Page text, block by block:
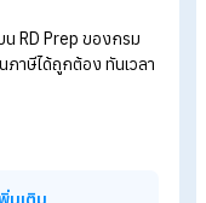
ภ.ง.ด.1ก
คู่มือจับ
นึ่งในหน้าที่สำคัญของฝ่าย